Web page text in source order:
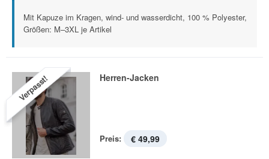
Mit Kapuze im Kragen, wind- und wasserdicht, 100 % Polyester,
Größen: M–3XL je Artikel
Verpasst! Herren-Jacken
Preis: € 49,99